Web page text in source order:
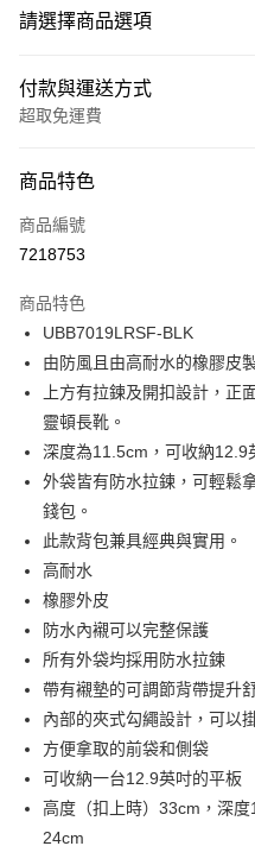
請選擇商品選項
付款與運送方式
超取免運費
信用卡一次付款
LINE Pay
Google Pay
貨到付款
運送方式
免運費
付款後萊爾富取貨
免運費
付款後7-11取貨
免運費
新竹貨運
免運費
貨到付款
每筆NT$110，滿NT$2,000(含
商品特色
商品編號
7218753
商品特色
UBB7019LRSF-BLK
由防風且由高耐水的橡膠皮
上方有拉鍊及開扣設計，正
靈頓長靴。
深度為11.5cm，可收納12.9
外袋皆有防水拉鍊，可輕鬆
錢包。
此款背包兼具經典與實用。
高耐水
橡膠外皮
防水內襯可以完整保護
所有外袋均採用防水拉鍊
帶有襯墊的可調節背帶提升
內部的夾式勾繩設計，可以
方便拿取的前袋和側袋
可收納一台12.9英吋的平板
高度（扣上時）33cm，深度
24cm